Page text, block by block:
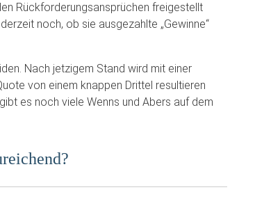
Rückforderungsansprüchen freigestellt
noch, ob sie ausgezahlte „Gewinne“
Nach jetzigem Stand wird mit einer
von einem knappen Drittel resultieren
es noch viele Wenns und Abers auf dem